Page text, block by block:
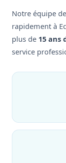
Notre équipe de
rapidement à
plus de 15 ans
service